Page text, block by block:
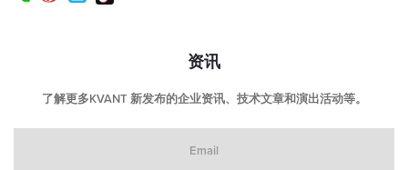
资讯
了解更多KVANT 新发布的企业资讯、技术文章和演出活动等。